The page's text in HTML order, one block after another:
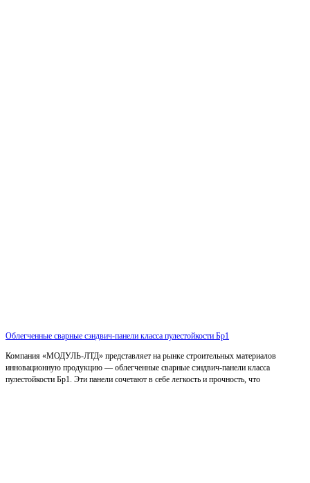
Облегченные сварные сэндвич-панели класса пулестойкости Бр1
Компания «МОДУЛЬ-ЛТД» представляет на рынке строительных материалов
инновационную продукцию — облегченные сварные сэндвич-панели класса
пулестойкости Бр1. Эти панели сочетают в себе легкость и прочность, что